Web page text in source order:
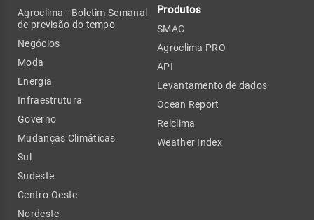
Agroclima - Boletim Semanal
de previsão do tempo
Negócios
Moda
Energia
Infraestrutura
Governo
Mudanças Climáticas
Sul
Sudeste
Centro-Oeste
Nordeste
Produtos
SMAC
Agroclima PRO
API
Levantamento de dados
Ocean Report
Relclima
Weather Index